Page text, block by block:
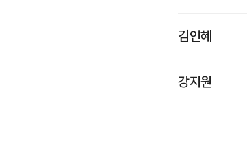
김인혜
강지원